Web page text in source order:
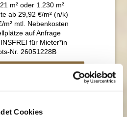
Cookies
m² oder 1.230 m²
ab 29,92 €/m² (n/k)
m² mtl. Nebenkosten
auf Anfrage
für Mieter*in
Nr. 26051228B